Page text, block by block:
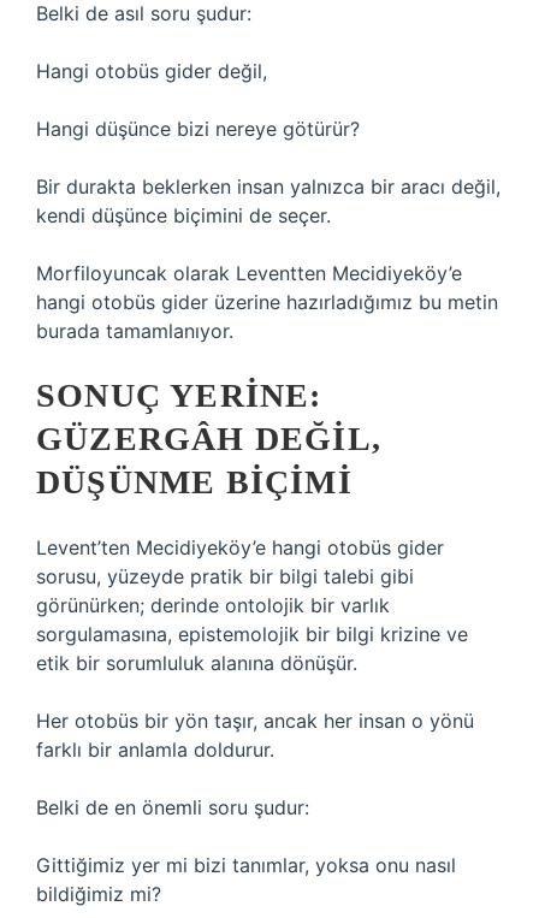
Belki de asıl soru şudur:
Hangi otobüs gider değil,
Hangi düşünce bizi nereye götürür?
Bir durakta beklerken insan yalnızca bir aracı değil,
kendi düşünce biçimini de seçer.
Morfiloyuncak olarak Leventten Mecidiyeköy’e
hangi otobüs gider üzerine hazırladığımız bu metin
burada tamamlanıyor.
SONUÇ YERINE:
GÜZERGÂH DEĞIL,
DÜŞÜNME BIÇIMI
Levent’ten Mecidiyeköy’e hangi otobüs gider
sorusu, yüzeyde pratik bir bilgi talebi gibi
görünürken; derinde ontolojik bir varlık
sorgulamasına, epistemolojik bir bilgi krizine ve
etik bir sorumluluk alanına dönüşür.
Her otobüs bir yön taşır, ancak her insan o yönü
farklı bir anlamla doldurur.
Belki de en önemli soru şudur:
Gittiğimiz yer mi bizi tanımlar, yoksa onu nasıl
bildiğimiz mi?